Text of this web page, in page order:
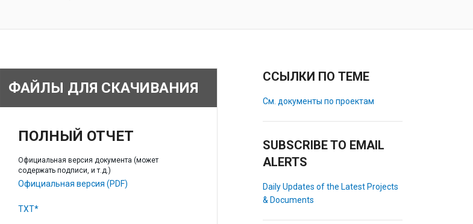
ФАЙЛЫ ДЛЯ СКАЧИВАНИЯ
ПОЛНЫЙ ОТЧЕТ
Официальная версия документа (может
содержать подписи, и т.д.)
Официальная версия (PDF)
TXT*
ССЫЛКИ ПО ТЕМЕ
См. документы по проектам
SUBSCRIBE TO EMAIL
ALERTS
Daily Updates of the Latest Projects
& Documents